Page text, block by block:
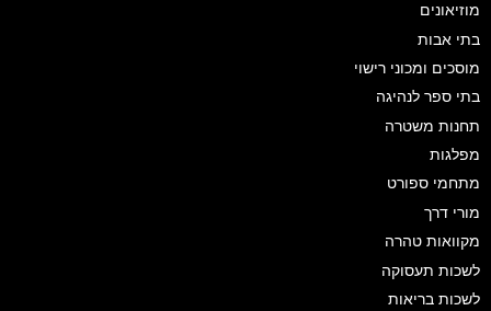
מוזיאונים
בתי אבות
מוסכים ומכוני רישוי
בתי ספר לנהיגה
תחנות משטרה
מפלגות
מתחמי ספורט
מורי דרך
מקוואות טהרה
לשכות תעסוקה
לשכות בריאות